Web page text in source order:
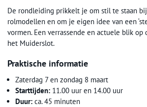
De rondleiding prikkelt je om stil te staan
rolmodellen en om je eigen idee van een
vormen. Een verrassende en actuele blik op
het Muiderslot.
Praktische informatie
Zaterdag 7 en zondag 8 maart
Starttijden: 11.00 uur en 14.00 uur
Duur: ca. 45 minuten